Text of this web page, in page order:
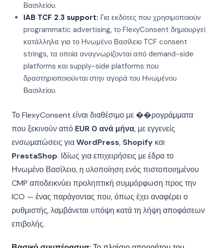
Βασιλείου.
IAB TCF 2.3 support: Για εκδότες που χρησιμοποιούν
programmatic advertising, το FlexyConsent δημιουργεί
κατάλληλα για το Ηνωμένο Βασίλειο TCF consent
strings, τα οποία αναγνωρίζονται από demand-side
platforms και supply-side platforms που
δραστηριοποιούνται στην αγορά του Ηνωμένου
Βασιλείου.
Το FlexyConsent είναι διαθέσιμο με ��ρογράμματα
που ξεκινούν από EUR 0 ανά μήνα, με εγγενείς
ενσωματώσεις γιαWordPress, Shopify και
PrestaShop. Ιδίως για επιχειρήσεις με έδρα το
Ηνωμένο Βασίλειο, η υλοποίηση ενός πιστοποιημένου
CMP αποδεικνύει προληπτική συμμόρφωση προς την
ICO — ένας παράγοντας που, όπως έχει αναφέρει ο
ρυθμιστής, λαμβάνεται υπόψη κατά τη λήψη αποφάσεων
επιβολής.